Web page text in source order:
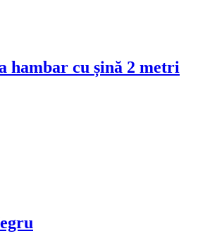
hambar cu șină 2 metri